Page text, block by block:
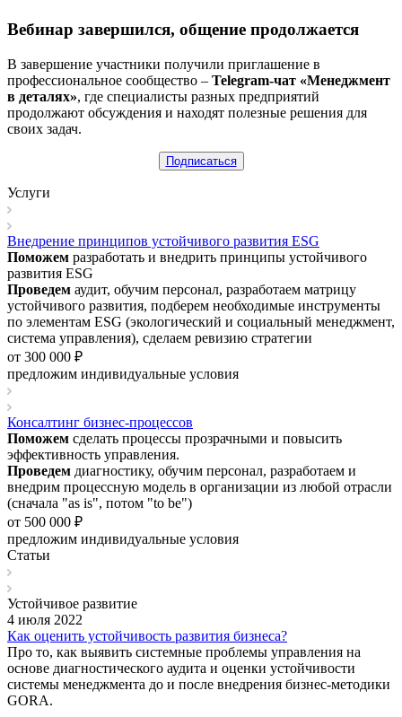
Вебинар завершился, общение продолжается
В завершение участники получили приглашение в
профессиональное сообщество – Telegram-чат «Менеджмент
в деталях», где специалисты разных предприятий
продолжают обсуждения и находят полезные решения для
своих задач.
Подписаться
Услуги
Внедрение принципов устойчивого развития ESG
Поможем разработать и внедрить принципы устойчивого
развития ESG
Проведем аудит, обучим персонал, разработаем матрицу
устойчивого развития, подберем необходимые инструменты
по элементам ESG (экологический и социальный менеджмент,
система управления), сделаем ревизию стратегии
от 300 000 ₽
предложим индивидуальные условия
Консалтинг бизнес-процессов
Поможем сделать процессы прозрачными и повысить
эффективность управления.
Проведем диагностику, обучим персонал, разработаем и
внедрим процессную модель в организации из любой отрасли
(сначала "as is", потом "to be")
от 500 000 ₽
предложим индивидуальные условия
Статьи
Устойчивое развитие
4 июля 2022
Как оценить устойчивость развития бизнеса?
Про то, как выявить системные проблемы управления на
основе диагностического аудита и оценки устойчивости
системы менеджмента до и после внедрения бизнес-методики
GORA.